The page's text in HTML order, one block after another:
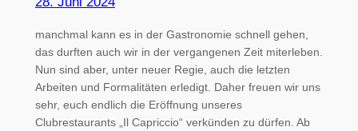
manchmal kann es in der Gastronomie schnell gehen,
das durften auch wir in der vergangenen Zeit miterleben.
Nun sind aber, unter neuer Regie, auch die letzten
Arbeiten und Formalitäten erledigt. Daher freuen wir uns
sehr, euch endlich die Eröffnung unseres
Clubrestaurants „Il Capriccio“ verkünden zu dürfen. Ab